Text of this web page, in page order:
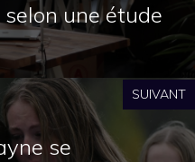
selon une étude
SUIVANT
se